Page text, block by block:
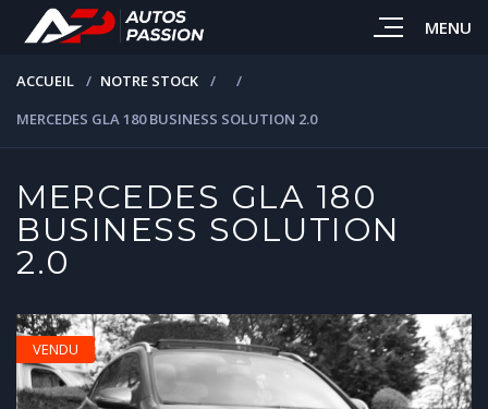
MENU
ACCUEIL
NOTRE STOCK
MERCEDES GLA 180 BUSINESS SOLUTION 2.0
MERCEDES GLA 180
BUSINESS SOLUTION
2.0
VENDU